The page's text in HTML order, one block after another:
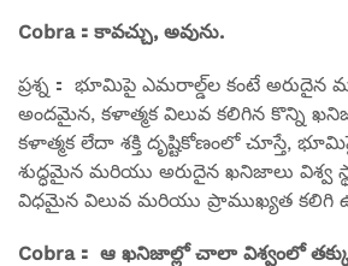
Cobra：కావచ్చు, అవును.
ప్రశ్న： భూమిపై ఎమరాల్డ్‌ల కంటే
అందమైన, కళాత్మక విలువ కలిగిన కొన్ని
కళాత్మక లేదా శక్తి దృష్టికోణంలో చూస్తే,
శుద్ధమైన మరియు అరుదైన ఖనిజాలు
విధమైన విలువ మరియు ప్రాముఖ్యత
Cobra： ఆ ఖనిజాల్లో చాలా విశ్వంలో